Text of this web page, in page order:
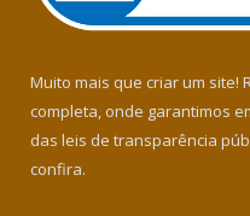
Muito mais que criar um site!
completa, onde garantimos
das leis de transparência
confira.